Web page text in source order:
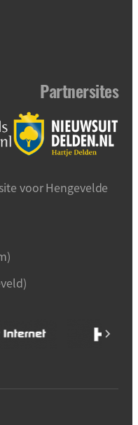
Partnersites
voor Hengevelde